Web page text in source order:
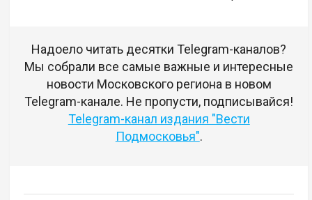
Надоело читать десятки Telegram-каналов?
Мы собрали все самые важные и интересные
новости Московского региона в новом
Telegram-канале. Не пропусти, подписывайся!
Telegram-канал издания "Вести
Подмосковья".